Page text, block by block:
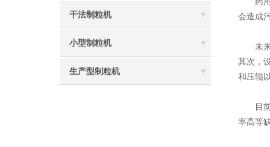
干法制粒机
小型制粒机
生产型制粒机
会造成
未来
其次，
和压辊
目前
率高等